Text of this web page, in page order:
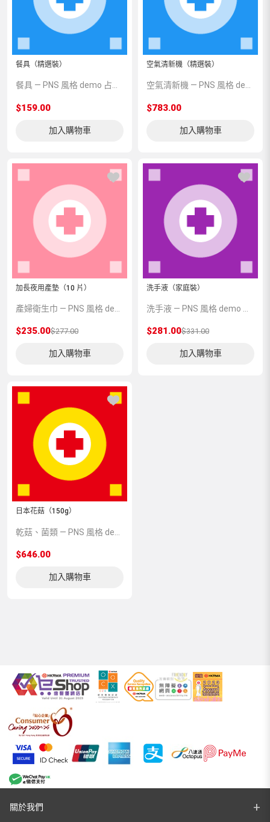
餐具（精選裝）
餐具 — PNS 風格 demo 占位商品，方便首頁與分類頁版位演示，上線前由業務替換為真實 SKU。
$159.00
加入購物車
空氣清新機（精選裝）
空氣清新機 — PNS 風格 demo 占位商品，方便首頁與分類頁版位演示，上線前由業務替換為真實 SKU。
$783.00
加入購物車
加長夜用產墊（10 片）
$235.00$277.00
加入購物車
洗手液（家庭裝）
$281.00$331.00
加入購物車
日本花菇（150g）
$646.00
加入購物車
關於我們